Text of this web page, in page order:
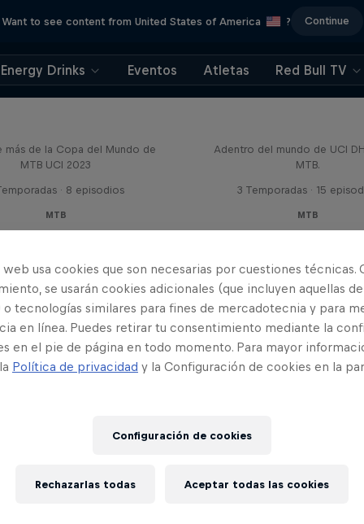
Want to see content from United States of America ? Continue
Energy Drinks Eventos Atletas Red Bull TV
más de la Copa del Mundo de
MTB UCI 2023
· 8 episodios
MTB
Adentro del mundo de UCI
MTB.
3 Temporadas · 15
MTB
web usa cookies que son necesarias por cuestiones técnicas.
se usarán cookies adicionales (que incluyen aquellas de
tecnologías similares para fines de mercadotecnia y para
en línea. Puedes retirar tu consentimiento mediante la
en el pie de página en todo momento. Para mayor
Política de privacidad y la Configuración de cookies en la
Configuración de cookies
Rechazarlas todas Aceptar todas las cookies